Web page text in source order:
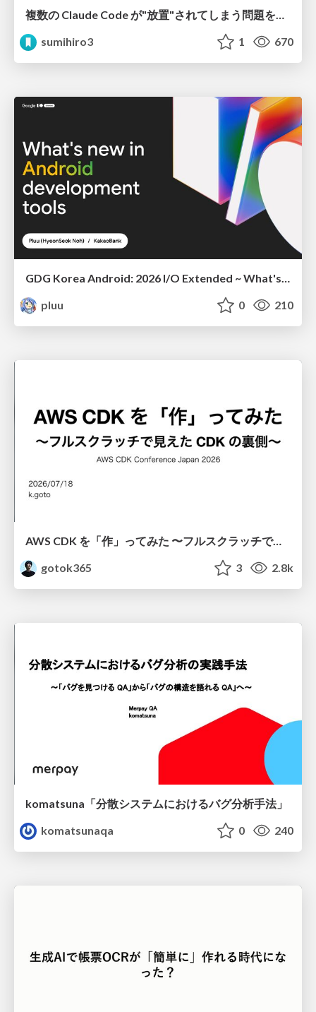
複数の Claude Code が"放置"されてしまう問題をCLI ダッシュボードを自作して解決した話
sumihiro3
1 670
pluu
0 210
AWS CDK を「作」ってみた 〜フルスクラッチで見えた CDK の裏側〜 / aws-cdk-from-scratch
gotok365
3 2.8k
komatsuna「分散システムにおけるバグ分析手法」
komatsunaqa
0 240